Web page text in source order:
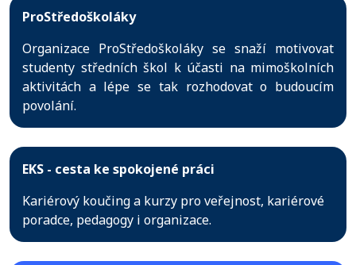
ProStředoškoláky
Organizace ProStředoškoláky se snaží motivovat
studenty středních škol k účasti na mimoškolních
aktivitách a lépe se tak rozhodovat o budoucím
povolání.
EKS - cesta ke spokojené práci
Kariérový koučing a kurzy pro veřejnost, kariérové
poradce, pedagogy i organizace.